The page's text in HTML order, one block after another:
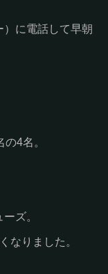
）に電話して早朝
4名。
ズ。
なりました。